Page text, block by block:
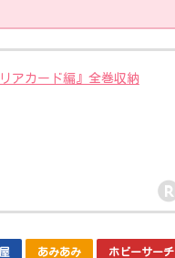
アカード編』全巻収納
あみあみ ホビーサーチ